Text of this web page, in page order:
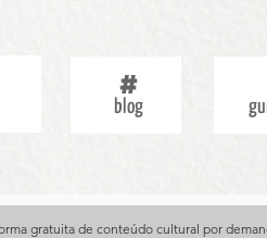
blog
gratuita de conteúdo cultural por